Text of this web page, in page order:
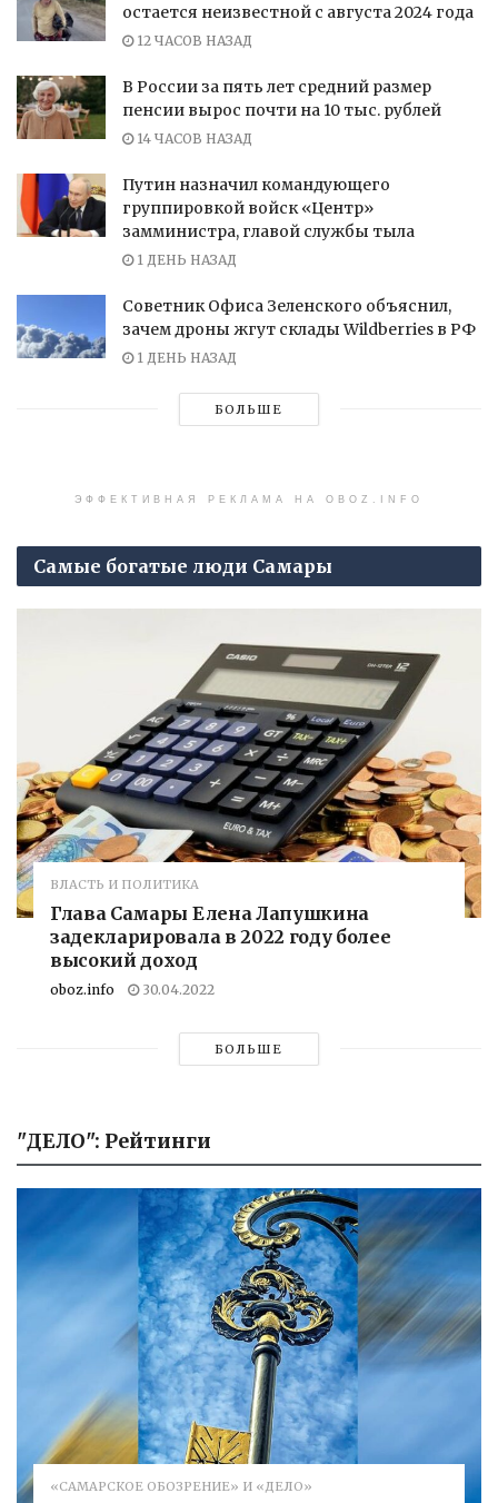
остается неизвестной с августа 2024 года
12 ЧАСОВ НАЗАД
В России за пять лет средний размер
пенсии вырос почти на 10 тыс. рублей
14 ЧАСОВ НАЗАД
Путин назначил командующего
группировкой войск «Центр»
замминистра, главой службы тыла
1 ДЕНЬ НАЗАД
Советник Офиса Зеленского объяснил,
зачем дроны жгут склады Wildberries в РФ
1 ДЕНЬ НАЗАД
БОЛЬШЕ
ЭФФЕКТИВНАЯ РЕКЛАМА НА OBOZ.INFO
Самые богатые люди Самары
ВЛАСТЬ И ПОЛИТИКА
Глава Самары Елена Лапушкина
задекларировала в 2022 году более
высокий доход
oboz.info 30.04.2022
БОЛЬШЕ
"ДЕЛО": Рейтинги
«САМАРСКОЕ ОБОЗРЕНИЕ» И «ДЕЛО»